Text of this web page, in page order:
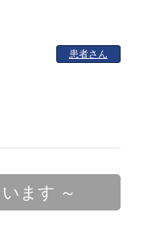
患者さん
ます ～